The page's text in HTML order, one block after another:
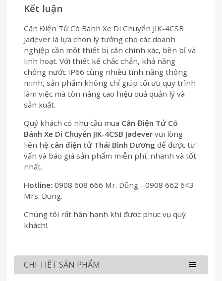
Kết luận
Cân Điện Tử Có Bánh Xe Di Chuyển JIK-4CSB
Jadever là lựa chọn lý tưởng cho các doanh
nghiệp cần một thiết bị cân chính xác, bền bỉ và
linh hoạt. Với thiết kế chắc chắn, khả năng
chống nước IP66 cùng nhiều tính năng thông
minh, sản phẩm không chỉ giúp tối ưu quy trình
làm việc mà còn nâng cao hiệu quả quản lý và
sản xuất.
Quý khách có nhu cầu mua Cân Điện Tử Có
Bánh Xe Di Chuyển JIK-4CSB Jadever vui lòng
liên hệ cân điện tử Thái Bình Dương để được tư
vấn và báo giá sản phẩm miễn phí, nhanh và tốt
nhất.
Hotline: 0908 608 666 Mr. Dũng - 0908 662 643
Mrs. Dung.
Chúng tôi rất hân hạnh khi được phục vụ quý
khách!.
CHI TIẾT SẢN PHẨM